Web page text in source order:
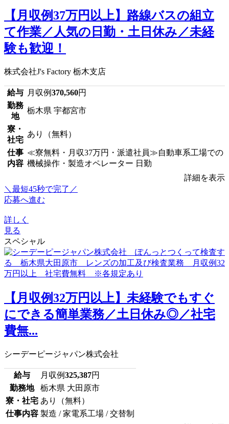
【月収例37万円以上】路線バスの組立
て作業／人気の日勤・土日休み／未経
験も歓迎！
株式会社J's Factory 栃木支店
給与 月収例370,560円
勤務
地
栃木県 宇都宮市
寮・
社宅
あり（無料）
仕事
内容
≪寮無料・月収37万円・派遣社員≫自動車系工場での
機械操作・製造オペレーター 日勤
詳細を表示
＼最短45秒で完了／
応募へ進む
詳しく
見る
スペシャル
【月収例32万円以上】未経験でもすぐ
にできる簡単業務／土日休み◎／社宅
費無...
シーデーピージャパン株式会社
給与 月収例325,387円
勤務地
栃木県 大田原市
寮・社宅 あり（無料）
仕事内容 製造 / 家電系工場 / 交替制